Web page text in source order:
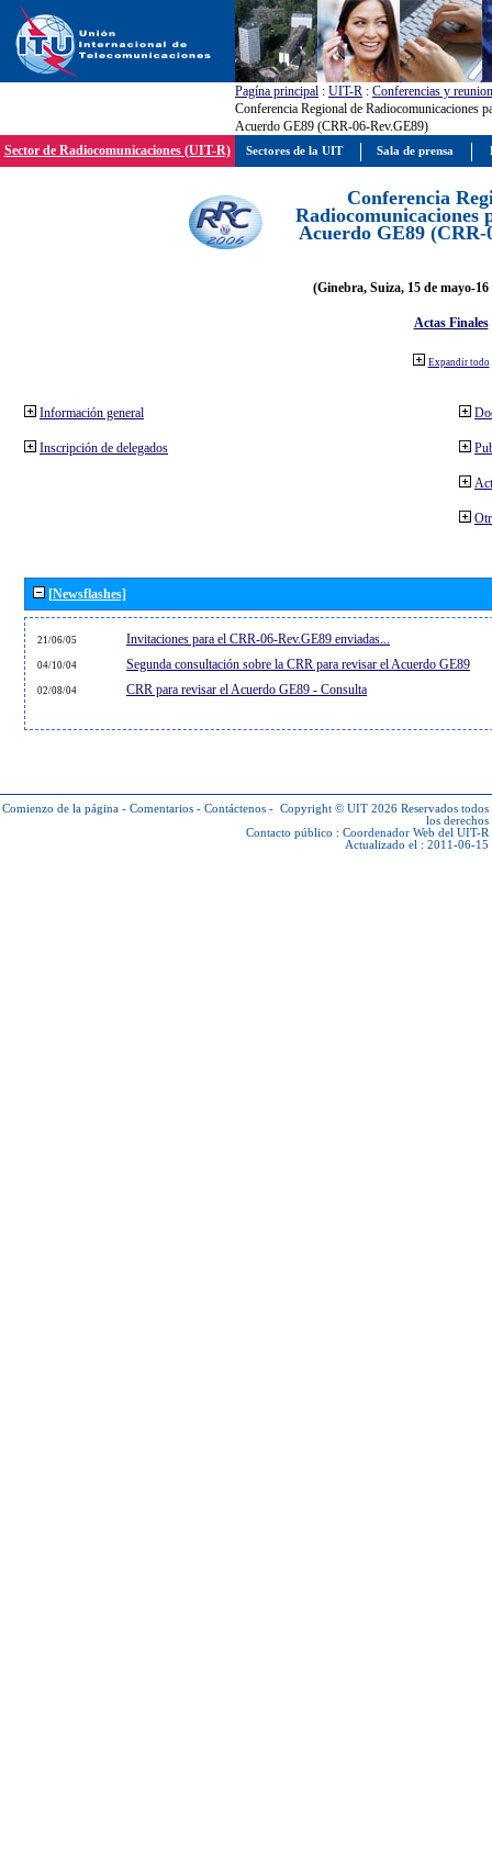
Pagína principal : UIT-R : Conferencias y
Conferencia Regional de Radiocomunicaciones
Acuerdo GE89 (CRR-06-Rev.GE89)
Sector de Radiocomunicaciones (UIT-R)
Conferencia
Radiocomunicaciones
Acuerdo GE89 (CRR-
(Ginebra, Suiza, 15 de mayo-
Actas Finales
Expandir todo
Información general
Inscripción de delegados
[Newsflashes]
21/06/05 Invitaciones para el CRR-06-Rev.GE89 enviadas...
04/10/04 Segunda consultación sobre la CRR para revisar el Acuerdo GE89
02/08/04 CRR para revisar el Acuerdo GE89 - Consulta
Comienzo de la página - Comentarios - Contáctenos - Copyright © UIT 2026 Reservados todos
los derechos
Contacto público : Coordenador Web del UIT-R
Actualizado el : 2011-06-15
Sectores de la UIT Sala de prensa